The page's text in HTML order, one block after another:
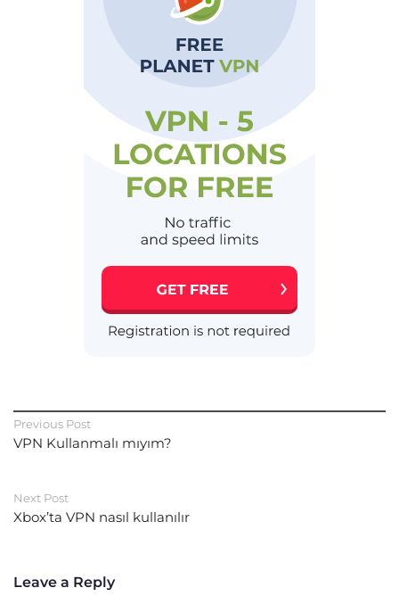
Previous Post
VPN Kullanmalı mıyım?
Next Post
Xbox’ta VPN nasıl kullanılır
Leave a Reply